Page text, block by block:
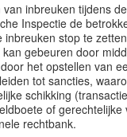
van inbreuken tijdens
Inspectie de
inbreuken stop te
gebeuren door
het opstellen van
tot sancties,
schikking
of gerechtelijke
rechtbank.